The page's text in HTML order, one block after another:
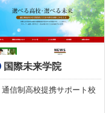
国際未来学院
通信制高校提携サポート校